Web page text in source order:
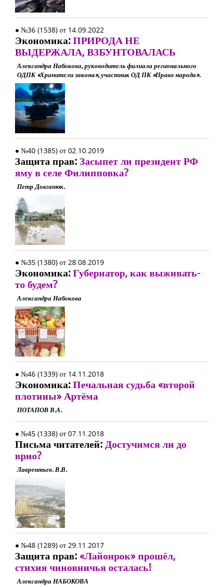
● №36 (1538) от 14.09.2022
Экономика:ПРИРОДА НЕ
ВЫДЕРЖАЛА, ВЗБУНТОВАЛАСЬ
Александра Набокова, руководитель филиала регионального
ОДПК «Хранители закона», участник ОД ПК «Право народа».
● №40 (1385) от 02.10.2019
Защита прав: Засыпет ли президент РФ
яму в селе Филипповка?
Петр Довганюк.
● №35 (1380) от 28.08.2019
Экономика:Губернатор, как выживать-
то будем?
Александра Набокова
● №46 (1339) от 14.11.2018
Экономика:Печальная судьба «второй
плотины» Артёма
ПОТАПОВ В.А.
● №45 (1338) от 07.11.2018
Письма читателей:Достучимся ли до
врио?
Лаврентьев. В.В.
● №48 (1289) от 29.11.2017
Защита прав:«Лайонрок» прошёл,
стихия чиновничья осталась!
Александра НАБОКОВА